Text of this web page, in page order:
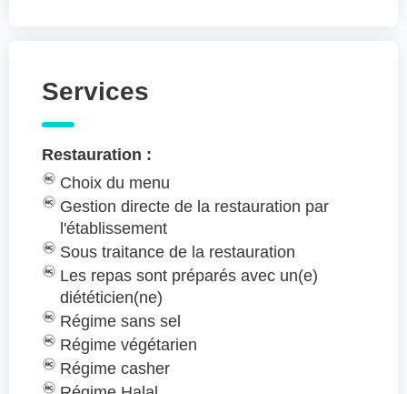
Services
Restauration :
Choix du menu
Gestion directe de la restauration par
l'établissement
Sous traitance de la restauration
Les repas sont préparés avec un(e)
diététicien(ne)
Régime sans sel
Régime végétarien
Régime casher